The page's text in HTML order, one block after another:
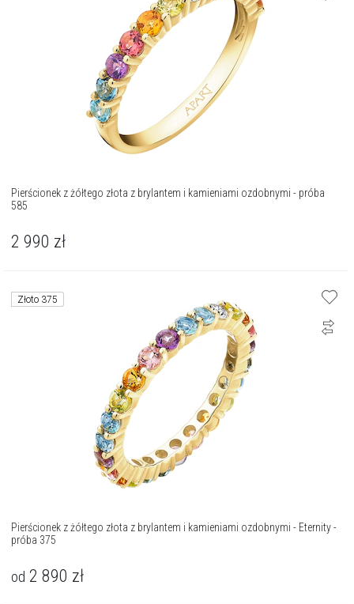
Pierścionek z żółtego złota z brylantem i kamieniami ozdobnymi - próba
585
2 990 zł
Złoto 375
Pierścionek z żółtego złota z brylantem i kamieniami ozdobnymi - Eternity -
próba 375
od 2 890 zł